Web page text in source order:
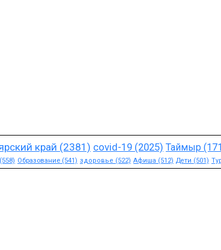
край (2381) covid-19 (2025) Таймыр
(558) Образование (541) здоровье (522) Афиша (512) Дети (501)